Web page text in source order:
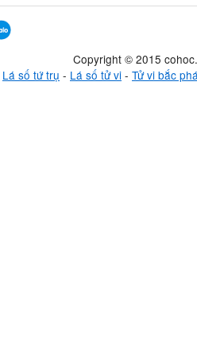
Copyright © 2015
Lá số tứ trụ - Lá số tử vi - Tử vi bắc